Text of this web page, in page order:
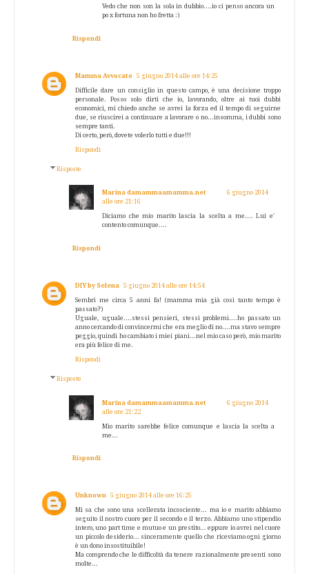
Vedo che non son la sola in dubbio....io ci penso ancora un
po x fortuna non ho fretta :)
Rispondi
Mamma Avvocato 5 giugno 2014 alle ore 14:25
Difficile dare un consiglio in questo campo, è una decisione troppo
personale. Posso solo dirti che io, lavorando, oltre ai tuoi dubbi
economici, mi chiedo anche se avrei la forza ed il tempo di seguirne
due, se riuscirei a continuare a lavorare o no...insomma, i dubbi sono
sempre tanti.
Di certo, però, dovete volerlo tutti e due!!!
Rispondi
Risposte
Marina damammaamamma.net
6 giugno 2014
alle ore 21:16
Diciamo che mio marito lascia la scelta a me.... Lui e'
contento comunque....
Rispondi
DIY by Selena 5 giugno 2014 alle ore 14:54
Sembri me circa 5 anni fa! (mamma mia già così tanto tempo è
passato?)
Uguale, uguale....stessi pensieri, stessi problemi....ho passato un
anno cercando di convincermi che era meglio di no....ma stavo sempre
peggio, quindi ho cambiato i miei piani...nel mio caso però, mio marito
era più felice di me.
Rispondi
Risposte
Marina damammaamamma.net
6 giugno 2014
alle ore 21:22
Mio marito sarebbe felice comunque e lascia la scelta a
me...
Rispondi
Unknown 5 giugno 2014 alle ore 16:25
Mi sa che sono una scellerata incosciente... ma io e marito abbiamo
seguito il nostro cuore per il secondo e il terzo. Abbiamo uno stipendio
intero, uno part time e mutuo e un prestito... eppure io avrei nel cuore
un piccolo desiderio... sinceramente quello che riceviamo ogni giorno
è un dono insostituibile!
Ma comprendo che le difficoltà da tenere razionalmente presenti sono
molte...